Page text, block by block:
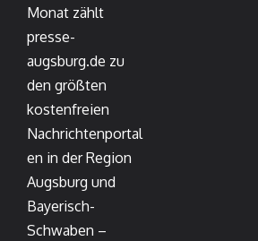
Monat zählt
presse-
augsburg.de zu
den größten
kostenfreien
Nachrichtenportal
en in der Region
Augsburg und
Bayerisch-
Schwaben –